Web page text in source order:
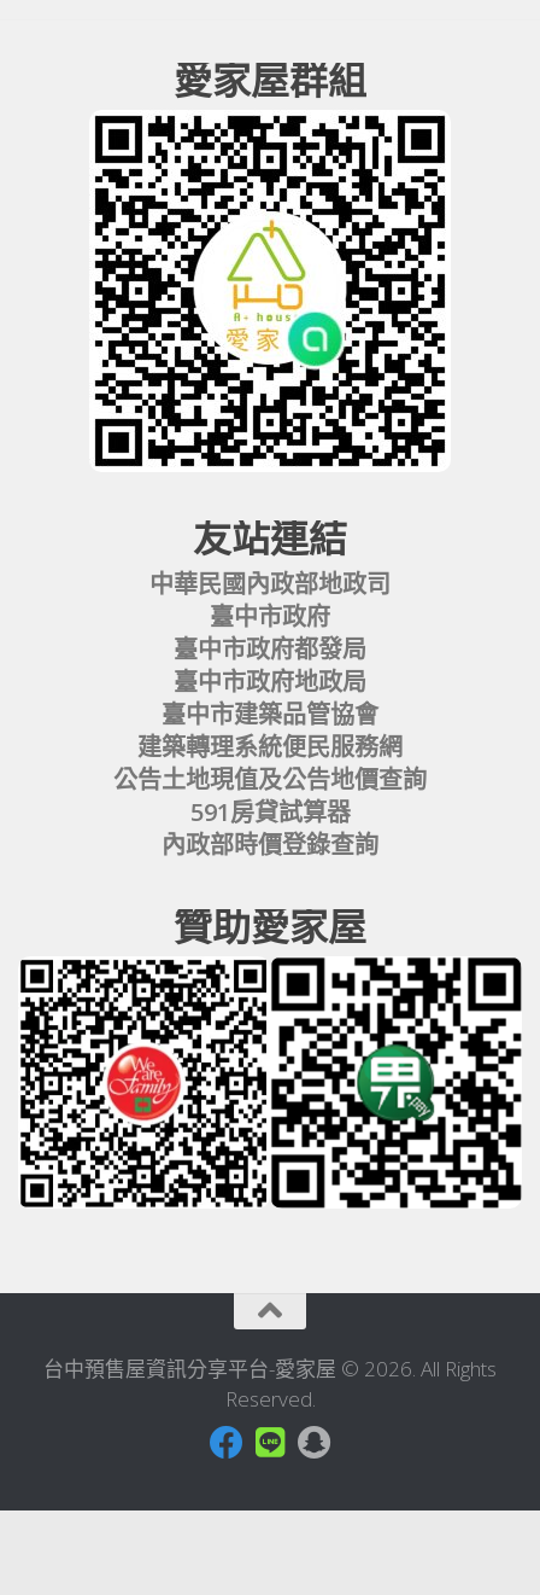
愛家屋群組
友站連結
中華民國內政部地政司
臺中市政府
臺中市政府都發局
臺中市政府地政局
臺中市建築品管協會
建築轉理系統便民服務網
公告土地現值及公告地價查詢
591房貸試算器
內政部時價登錄查詢
贊助愛家屋
台中預售屋資訊分享平台-愛家屋 © 2026. All Rights
Reserved.